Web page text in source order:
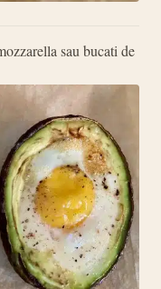
sau bucati de